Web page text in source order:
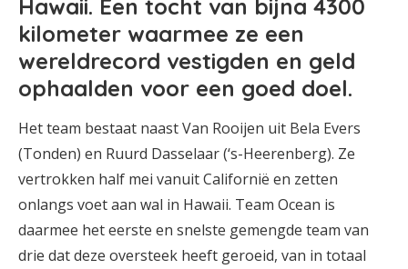
Hawaii. Een tocht van bijna 4300
kilometer waarmee ze een
wereldrecord vestigden en geld
ophaalden voor een goed doel.
Het team bestaat naast Van Rooijen uit Bela Evers
(Tonden) en Ruurd Dasselaar (‘s-Heerenberg). Ze
vertrokken half mei vanuit Californië en zetten
onlangs voet aan wal in Hawaii. Team Ocean is
daarmee het eerste en snelste gemengde team van
drie dat deze oversteek heeft geroeid, van in totaal